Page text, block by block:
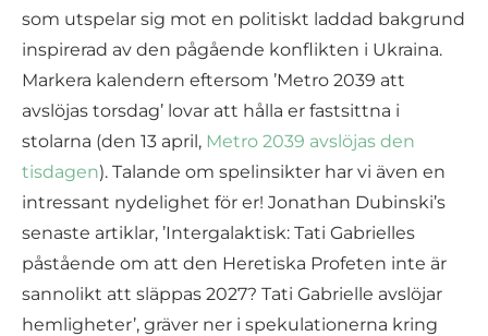
som utspelar sig mot en politiskt laddad bakgrund
inspirerad av den pågående konflikten i Ukraina.
Markera kalendern eftersom ’Metro 2039 att
avslöjas torsdag’ lovar att hålla er fastsittna i
stolarna (den 13 april, Metro 2039 avslöjas den
tisdagen). Talande om spelinsikter har vi även en
intressant nydelighet för er! Jonathan Dubinski’s
senaste artiklar, ’Intergalaktisk: Tati Gabrielles
påstående om att den Heretiska Profeten inte är
sannolikt att släppas 2027? Tati Gabrielle avslöjar
hemligheter’, gräver ner i spekulationerna kring